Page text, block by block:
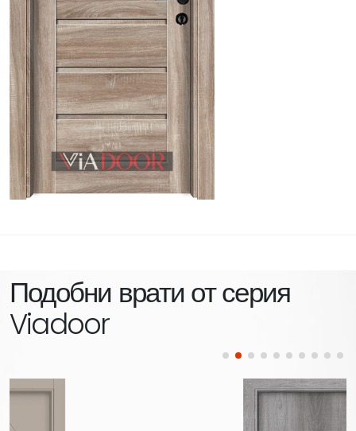
Подобни врати от серия
Viadoor